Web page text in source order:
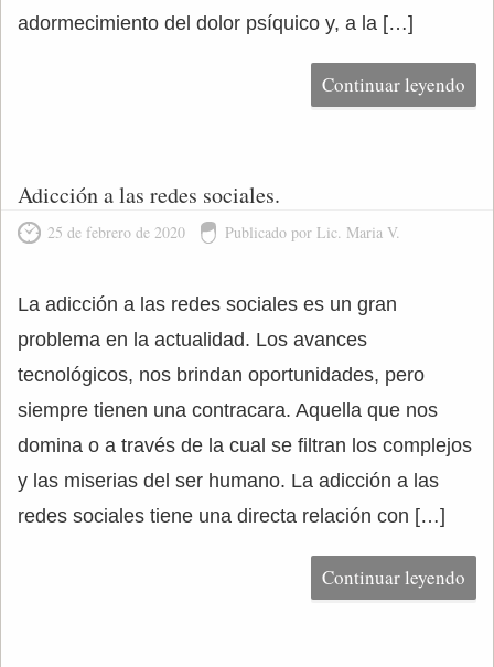
adormecimiento del dolor psíquico y, a la […]
Continuar leyendo
Adicción a las redes sociales.
25 de febrero de 2020 Publicado por Lic. Maria V.
La adicción a las redes sociales es un gran
problema en la actualidad. Los avances
tecnológicos, nos brindan oportunidades, pero
siempre tienen una contracara. Aquella que nos
domina o a través de la cual se filtran los complejos
y las miserias del ser humano. La adicción a las
redes sociales tiene una directa relación con […]
Continuar leyendo